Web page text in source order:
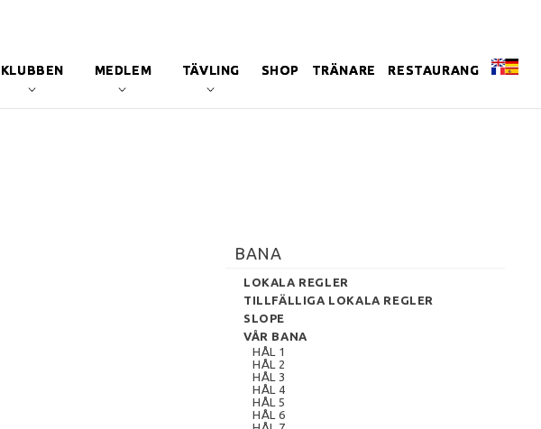
KLUBBEN MEDLEM TÄVLING SHOP TRÄNARE RESTAURANG
BANA
LOKALA REGLER
TILLFÄLLIGA LOKALA REGLER
SLOPE
VÅR BANA
HÅL 1
HÅL 2
HÅL 3
HÅL 4
HÅL 5
HÅL 6